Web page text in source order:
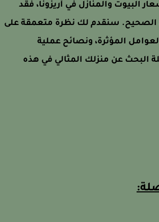
والمنازل في أريزونا، فقد
سنقدم لك نظرة متعمقة على
المؤثرة، ونصائح عملية
عن منزلك المثالي في هذه